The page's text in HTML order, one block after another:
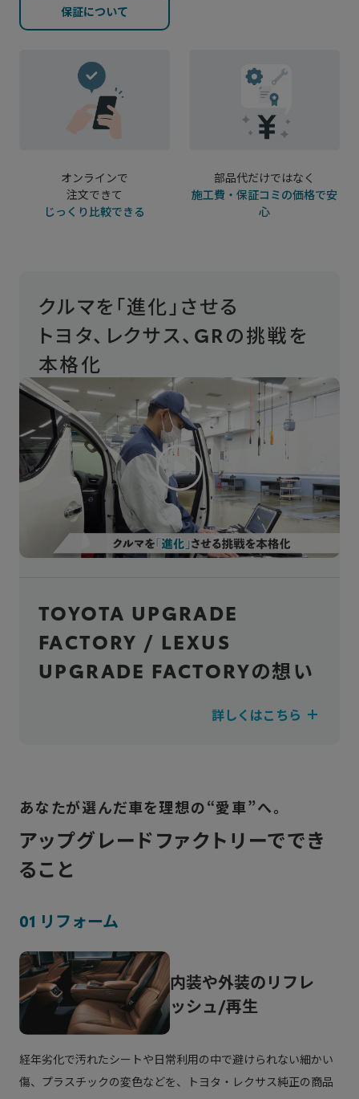
保証について
オンラインで
注文できて
じっくり比較できる
部品代だけではなく
施工費・保証コミの価格で安
心
クルマを「進化」させる
トヨタ、レクサス、GRの挑戦を
本格化
TOYOTA UPGRADE
FACTORY / LEXUS
UPGRADE FACTORYの想い
詳しくはこちら
2022年1月に「KINTO FACTORY」としてサービ
スを開始しました。
クルマの平均保有期間は約８年。
その技術を新型車だけではなく、今、お乗りの愛
それが、社会の安心安全に貢献するクルマをつく
る会社としての責務」という思いで、トヨタ社内
の様々な領域のメンバーが集まり、このプロジェ
それは「トヨタ、レクサス、GRを保有いただい
あなたが選んだ車を理想の“愛車”へ。
アップグレードファクトリーででき
ること
01 リフォーム
内装や外装のリフレ
ッシュ/再生
経年劣化で汚れたシートや日常利用の中で避けられない細かい
傷、プラスチックの変色などを、トヨタ・レクサス純正の商品